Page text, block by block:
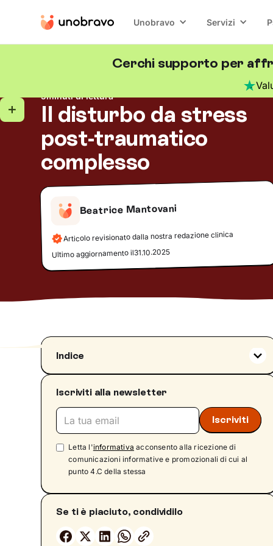
Unobravo Servizi
Cerchi supporto per
5minuti di lettura
Il disturbo da stress
post-traumatico
complesso
Beatrice Mantovani
Articolo revisionato dalla nostra redazione clinica
Ultimo aggiornamento il31.10.2025
Indice
PTSD COMPLESSO (PTSD): quali sono i
segnali?
Sintomi del PTSD: differenze tra bambini,
adolescenti e adulti
Come viene definito il PTSD nelle linee
guida internazionali
‍ Come agisce il trauma nel corpo e nella
La reazione al pericolo
Intrappolati nel trauma
L’aiuto della terapia
Iscriviti alla newsletter
Letta l'informativa acconsento alla ricezione di
comunicazioni informative e promozionali di cui al
punto 4.C della stessa
Se ti è piaciuto, condividilo